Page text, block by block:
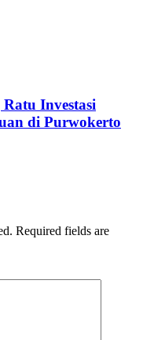
Investasi
di Purwokerto
Required fields are